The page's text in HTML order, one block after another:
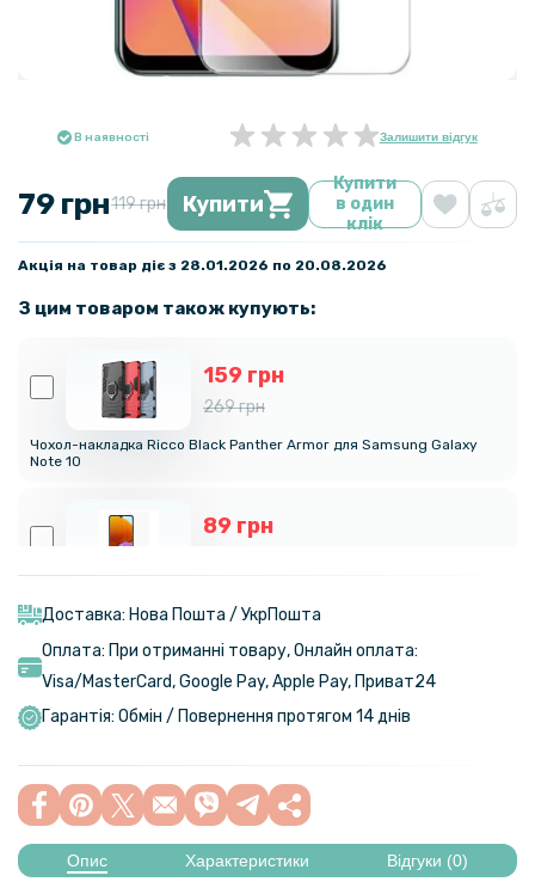
В наявності Залишити відгук
79 грн119 грн Купити
Купити
в один
клік
Акція на товар діє з 28.01.2026 по 20.08.2026
З цим товаром також купують:
159 грн
269 грн
Чохол-накладка Ricco Black Panther Armor для Samsung Galaxy
Note 10
89 грн
Transparent
Доставка: Нова Пошта / УкрПошта
Оплата: При отриманні товару, Онлайн оплата:
Visa/MasterСard, Google Pay, Apple Pay, Приват24
Гарантія: Обмін / Повернення протягом 14 днів
Опис Характеристики Відгуки (0)